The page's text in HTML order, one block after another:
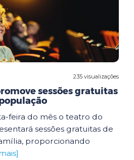
235 visualizações
sessões gratuitas
feira do mês o teatro do
sessões gratuitas de
proporcionando